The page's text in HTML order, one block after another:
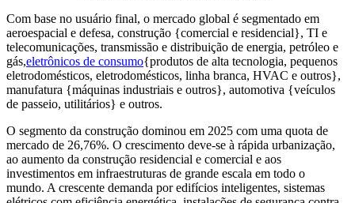
Com base no usuário final, o mercado global é segmentado em
aeroespacial e defesa, construção {comercial e residencial}, TI e
telecomunicações, transmissão e distribuição de energia, petróleo e
gás,eletrônicos de consumo{produtos de alta tecnologia, pequenos
eletrodomésticos, eletrodomésticos, linha branca, HVAC e outros},
manufatura {máquinas industriais e outros}, automotiva {veículos
de passeio, utilitários} e outros.
O segmento da construção dominou em 2025 com uma quota de
mercado de 26,76%. O crescimento deve-se à rápida urbanização,
ao aumento da construção residencial e comercial e aos
investimentos em infraestruturas de grande escala em todo o
mundo. A crescente demanda por edifícios inteligentes, sistemas